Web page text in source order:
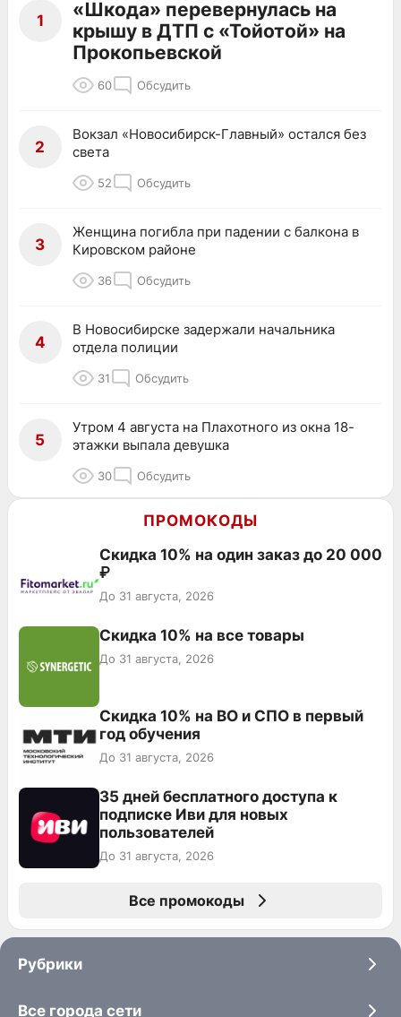
1
«Шкода» перевернулась на
крышу в ДТП с «Тойотой» на
Прокопьевской
60 Обсудить
2
Вокзал «Новосибирск-Главный» остался без
света
52 Обсудить
3
Женщина погибла при падении с балкона в
Кировском районе
36 Обсудить
4
В Новосибирске задержали начальника
отдела полиции
31 Обсудить
5
Утром 4 августа на Плахотного из окна 18-
этажки выпала девушка
30 Обсудить
ПРОМОКОДЫ
Скидка 10% на один заказ до 20 000
₽
До 31 августа, 2026
Скидка 10% на все товары
До 31 августа, 2026
Скидка 10% на ВО и СПО в первый
год обучения
До 31 августа, 2026
35 дней бесплатного доступа к
подписке Иви для новых
пользователей
До 31 августа, 2026
Все промокоды
Рубрики
Все города сети